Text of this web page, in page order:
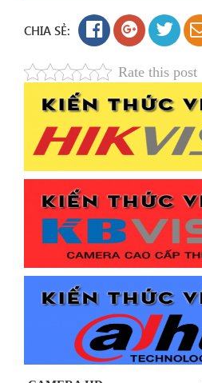
CHIA SẺ:
Rate this post